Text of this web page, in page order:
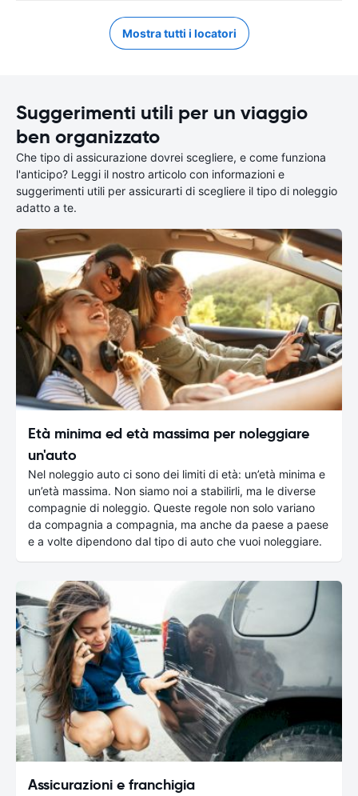
Mostra tutti i locatori
Suggerimenti utili per un viaggio
ben organizzato
Che tipo di assicurazione dovrei scegliere, e come funziona
l'anticipo? Leggi il nostro articolo con informazioni e
suggerimenti utili per assicurarti di scegliere il tipo di noleggio
adatto a te.
Età minima ed età massima per noleggiare
un'auto
Nel noleggio auto ci sono dei limiti di età: un’età minima e
un’età massima. Non siamo noi a stabilirli, ma le diverse
compagnie di noleggio. Queste regole non solo variano
da compagnia a compagnia, ma anche da paese a paese
e a volte dipendono dal tipo di auto che vuoi noleggiare.
Assicurazioni e franchigia